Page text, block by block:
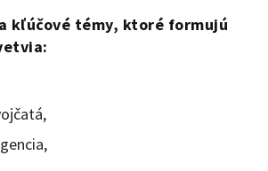
kľúčové témy, ktoré formujú